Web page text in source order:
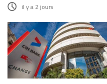
il y a 2 jours